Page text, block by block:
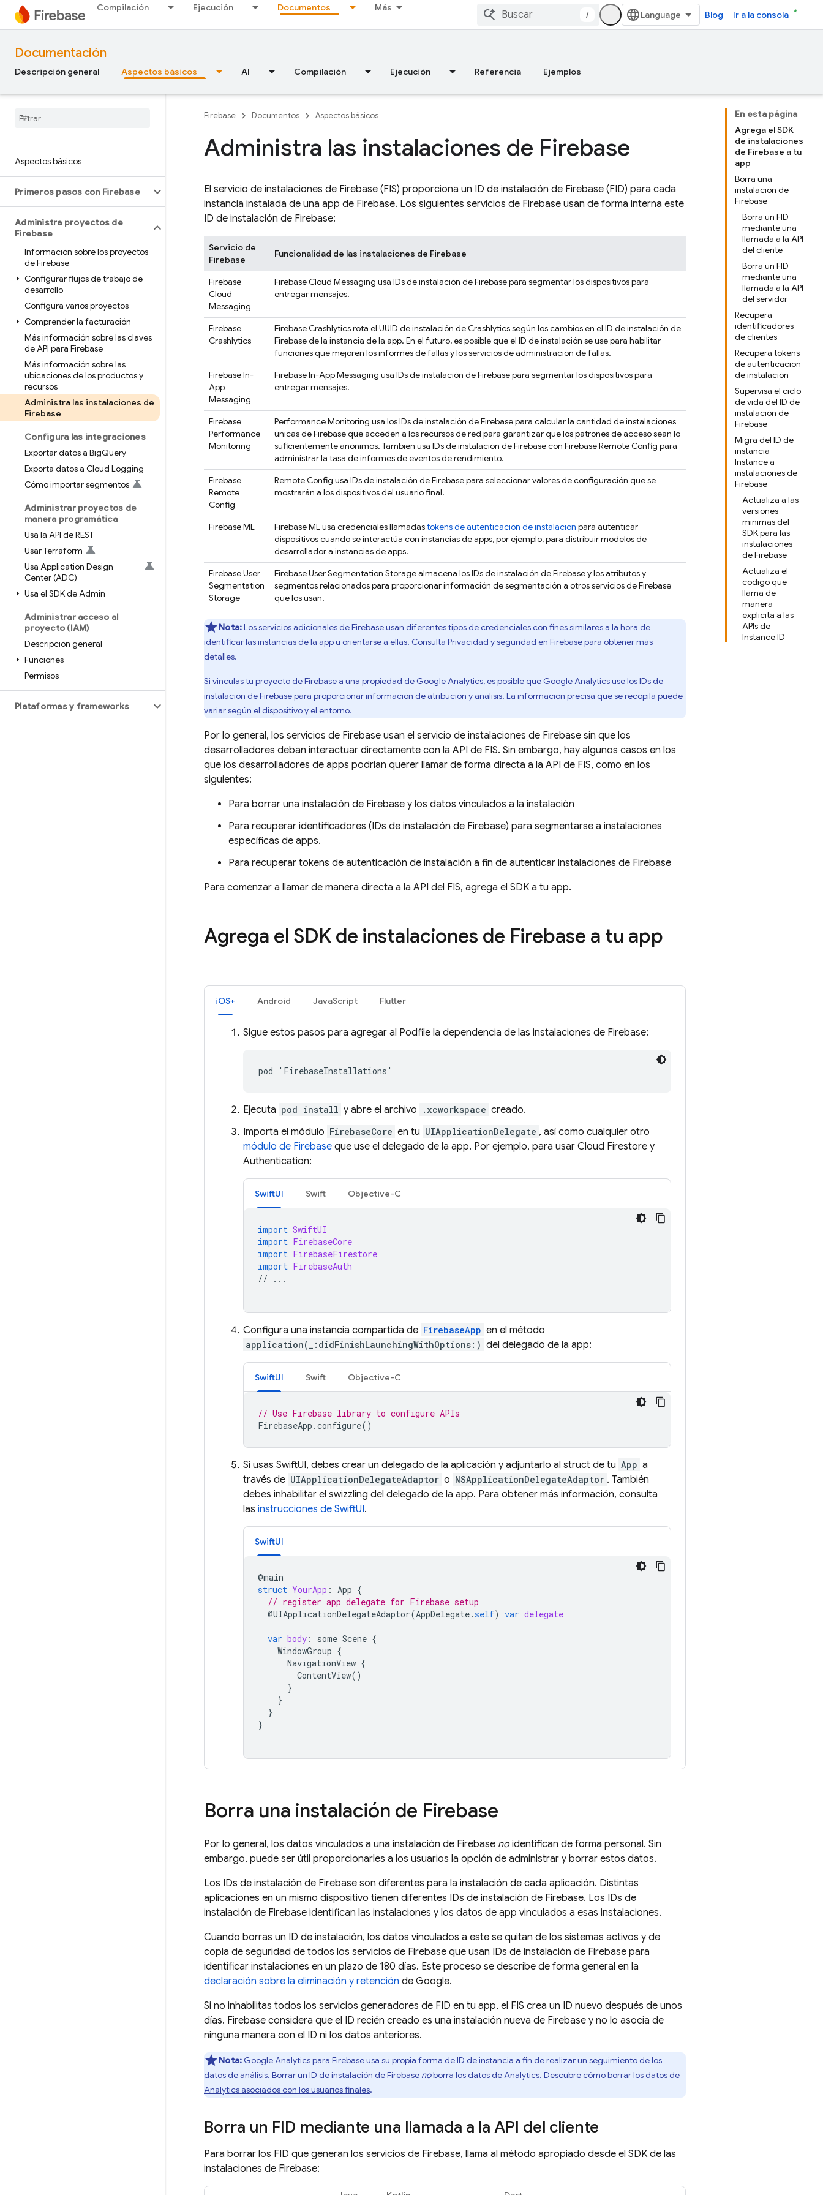
Compilación Ejecución Documentos Más
/ Blog Ir a la consola
Documentación
Descripción general Aspectos básicos AI Compilación Ejecución Referencia Ejemplos
Aspectos básicos
Primeros pasos con Firebase
Administra proyectos de
Firebase
Información sobre los proyectos
de Firebase
Configurar flujos de trabajo de
desarrollo
Configura varios proyectos
Comprender la facturación
Más información sobre las claves
de API para Firebase
Más información sobre las
ubicaciones de los productos y
recursos
Administra las instalaciones de
Firebase
Configura las integraciones
Exportar datos a BigQuery
Exporta datos a Cloud Logging
Cómo importar segmentos
Administrar proyectos de
manera programática
Usa la API de REST
Usar Terraform
Usa Application Design
Center (ADC)
Usa el SDK de Admin
Administrar acceso al
proyecto (IAM)
Descripción general
Funciones
Permisos
Plataformas y frameworks
En esta página
Agrega el SDK
de instalaciones
de Firebase a tu
app
Borra una
instalación de
Firebase
Borra un FID
mediante una
llamada a la API
del cliente
Borra un FID
mediante una
llamada a la API
del servidor
Recupera
identificadores
de clientes
Recupera tokens
de autenticación
de instalación
Supervisa el ciclo
de vida del ID de
instalación de
Firebase
Migra del ID de
instancia
Instance a
instalaciones de
Firebase
Actualiza a las
versiones
mínimas del
SDK para las
instalaciones
de Firebase
Actualiza el
código que
llama de
manera
explícita a las
APIs de
Instance ID
Firebase Documentos Aspectos básicos
Administra las instalaciones de Firebase
El servicio de instalaciones de Firebase (FIS) proporciona un ID de instalación de Firebase (FID) para cada
instancia instalada de una app de Firebase. Los siguientes servicios de Firebase usan de forma interna este
ID de instalación de Firebase:
Servicio de
Firebase
Funcionalidad de las instalaciones de Firebase
Firebase
Cloud
Messaging
Firebase Cloud Messaging usa IDs de instalación deFirebasepara segmentar los dispositivos para
entregar mensajes.
Firebase
Crashlytics
Firebase Crashlyticsrota el UUID de instalación deCrashlyticssegún los cambios en el ID de instalación de
Firebase de la instancia de la app. En el futuro, es posible que el ID de instalación se use para habilitar
funciones que mejoren los informes de fallas y los servicios de administración de fallas.
Firebase In-
App
Messaging
Firebase In-App Messaging usa IDs de instalación deFirebasepara segmentar los dispositivos para
entregar mensajes.
Firebase
Performance
Monitoring
Performance Monitoring usa los IDs de instalación deFirebasepara calcular la cantidad de instalaciones
únicas de Firebase que acceden a los recursos de red para garantizar que los patrones de acceso sean lo
suficientemente anónimos. También usa IDs de instalación deFirebasecon Firebase Remote Config para
administrar la tasa de informes de eventos de rendimiento.
Firebase
Remote
Config
Remote Config usa IDs de instalación deFirebasepara seleccionar valores de configuración que se
mostrarán a los dispositivos del usuario final.
Firebase ML Firebase MLusa credenciales llamadastokens de autenticación de instalación para autenticar
dispositivos cuando se interactúa con instancias de apps, por ejemplo, para distribuir modelos de
desarrollador a instancias de apps.
Firebase User
Segmentation
Storage
Firebase User Segmentation Storage almacena los IDs de instalación deFirebasey los atributos y
segmentos relacionados para proporcionar información de segmentación a otros servicios de Firebase
que los usan.
Nota:Los servicios adicionales de Firebase usan diferentes tipos de credenciales con fines similares a la hora de
identificar las instancias de la app u orientarse a ellas. Consulta Privacidad y seguridad en Firebasepara obtener más
detalles.
Si vinculas tu proyecto de Firebase a una propiedad de Google Analytics, es posible que Google Analytics use los IDs de
instalación deFirebasepara proporcionar información de atribución y análisis. La información precisa que se recopila puede
variar según el dispositivo y el entorno.
Por lo general, los servicios de Firebase usan el servicio de instalaciones de Firebase sin que los
desarrolladores deban interactuar directamente con la API de FIS. Sin embargo, hay algunos casos en los
que los desarrolladores de apps podrían querer llamar de forma directa a la API de FIS, como en los
siguientes:
Para borrar una instalación de Firebase y los datos vinculados a la instalación
Para recuperar identificadores (IDs de instalación de Firebase) para segmentarse a instalaciones
específicas de apps.
Para recuperar tokens de autenticación de instalación a fin de autenticar instalaciones de Firebase
Para comenzar a llamar de manera directa a la API del FIS, agrega el SDK a tu app.
Agrega el SDK de instalaciones de Firebase a tu app
iOS+ Android JavaScript Flutter
Sigue estos pasos para agregar al Podfile la dependencia de las instalaciones de Firebase:
pod 'FirebaseInstallations'
Ejecuta pod install y abre el archivo .xcworkspace creado.
Importa el módulo FirebaseCore en tu UIApplicationDelegate , así como cualquier otro
módulo de Firebase que use el delegado de la app. Por ejemplo, para usar Cloud Firestore y
Authentication:
SwiftUI Swift Objective-C
import SwiftUI
import FirebaseCore
import FirebaseFirestore
import FirebaseAuth
//
...
Configura una instancia compartida de FirebaseApp en el método
application(_:didFinishLaunchingWithOptions:) del delegado de la app:
SwiftUI Swift Objective-C
// Use Firebase library to configure APIs
FirebaseApp .configure()
Si usas SwiftUI, debes crear un delegado de la aplicación y adjuntarlo al struct de tu App a
través de UIApplicationDelegateAdaptor o NSApplicationDelegateAdaptor . También
debes inhabilitar el swizzling del delegado de la app. Para obtener más información, consulta
las instrucciones de SwiftUI.
SwiftUI
@main
struct YourApp : App {
// register app delegate for Firebase setup
@UIApplicationDelegateAdaptor(AppDelegate.self) var delegate
var body : some Scene {
WindowGroup {
NavigationView {
ContentView()
}
}
}
}
Borra una instalación de Firebase
Por lo general, los datos vinculados a una instalación de Firebase no identifican de forma personal. Sin
embargo, puede ser útil proporcionarles a los usuarios la opción de administrar y borrar estos datos.
Los IDs de instalación de Firebase son diferentes para la instalación de cada aplicación. Distintas
aplicaciones en un mismo dispositivo tienen diferentes IDs de instalación de Firebase. Los IDs de
instalación de Firebase identifican las instalaciones y los datos de app vinculados a esas instalaciones.
Cuando borras un ID de instalación, los datos vinculados a este se quitan de los sistemas activos y de
copia de seguridad de todos los servicios de Firebase que usan IDs de instalación de Firebase para
identificar instalaciones en un plazo de 180 días. Este proceso se describe de forma general en la
declaración sobre la eliminación y retención de Google.
Si no inhabilitas todos los servicios generadores de FID en tu app, el FIS crea un ID nuevo después de unos
días. Firebase considera que el ID recién creado es una instalación nueva de Firebase y no lo asocia de
ninguna manera con el ID ni los datos anteriores.
Nota: Google Analytics para Firebase usa su propia forma de ID de instancia a fin de realizar un seguimiento de los
datos de análisis. Borrar un ID de instalación deFirebase noborra los datos de Analytics. Descubre cómoborrar los datos de
Analytics asociados con los usuarios finales.
Borra un FID mediante una llamada a la API del cliente
Para borrar los FID que generan los servicios de Firebase, llama al método apropiado desde el SDK de las
instalaciones de Firebase: